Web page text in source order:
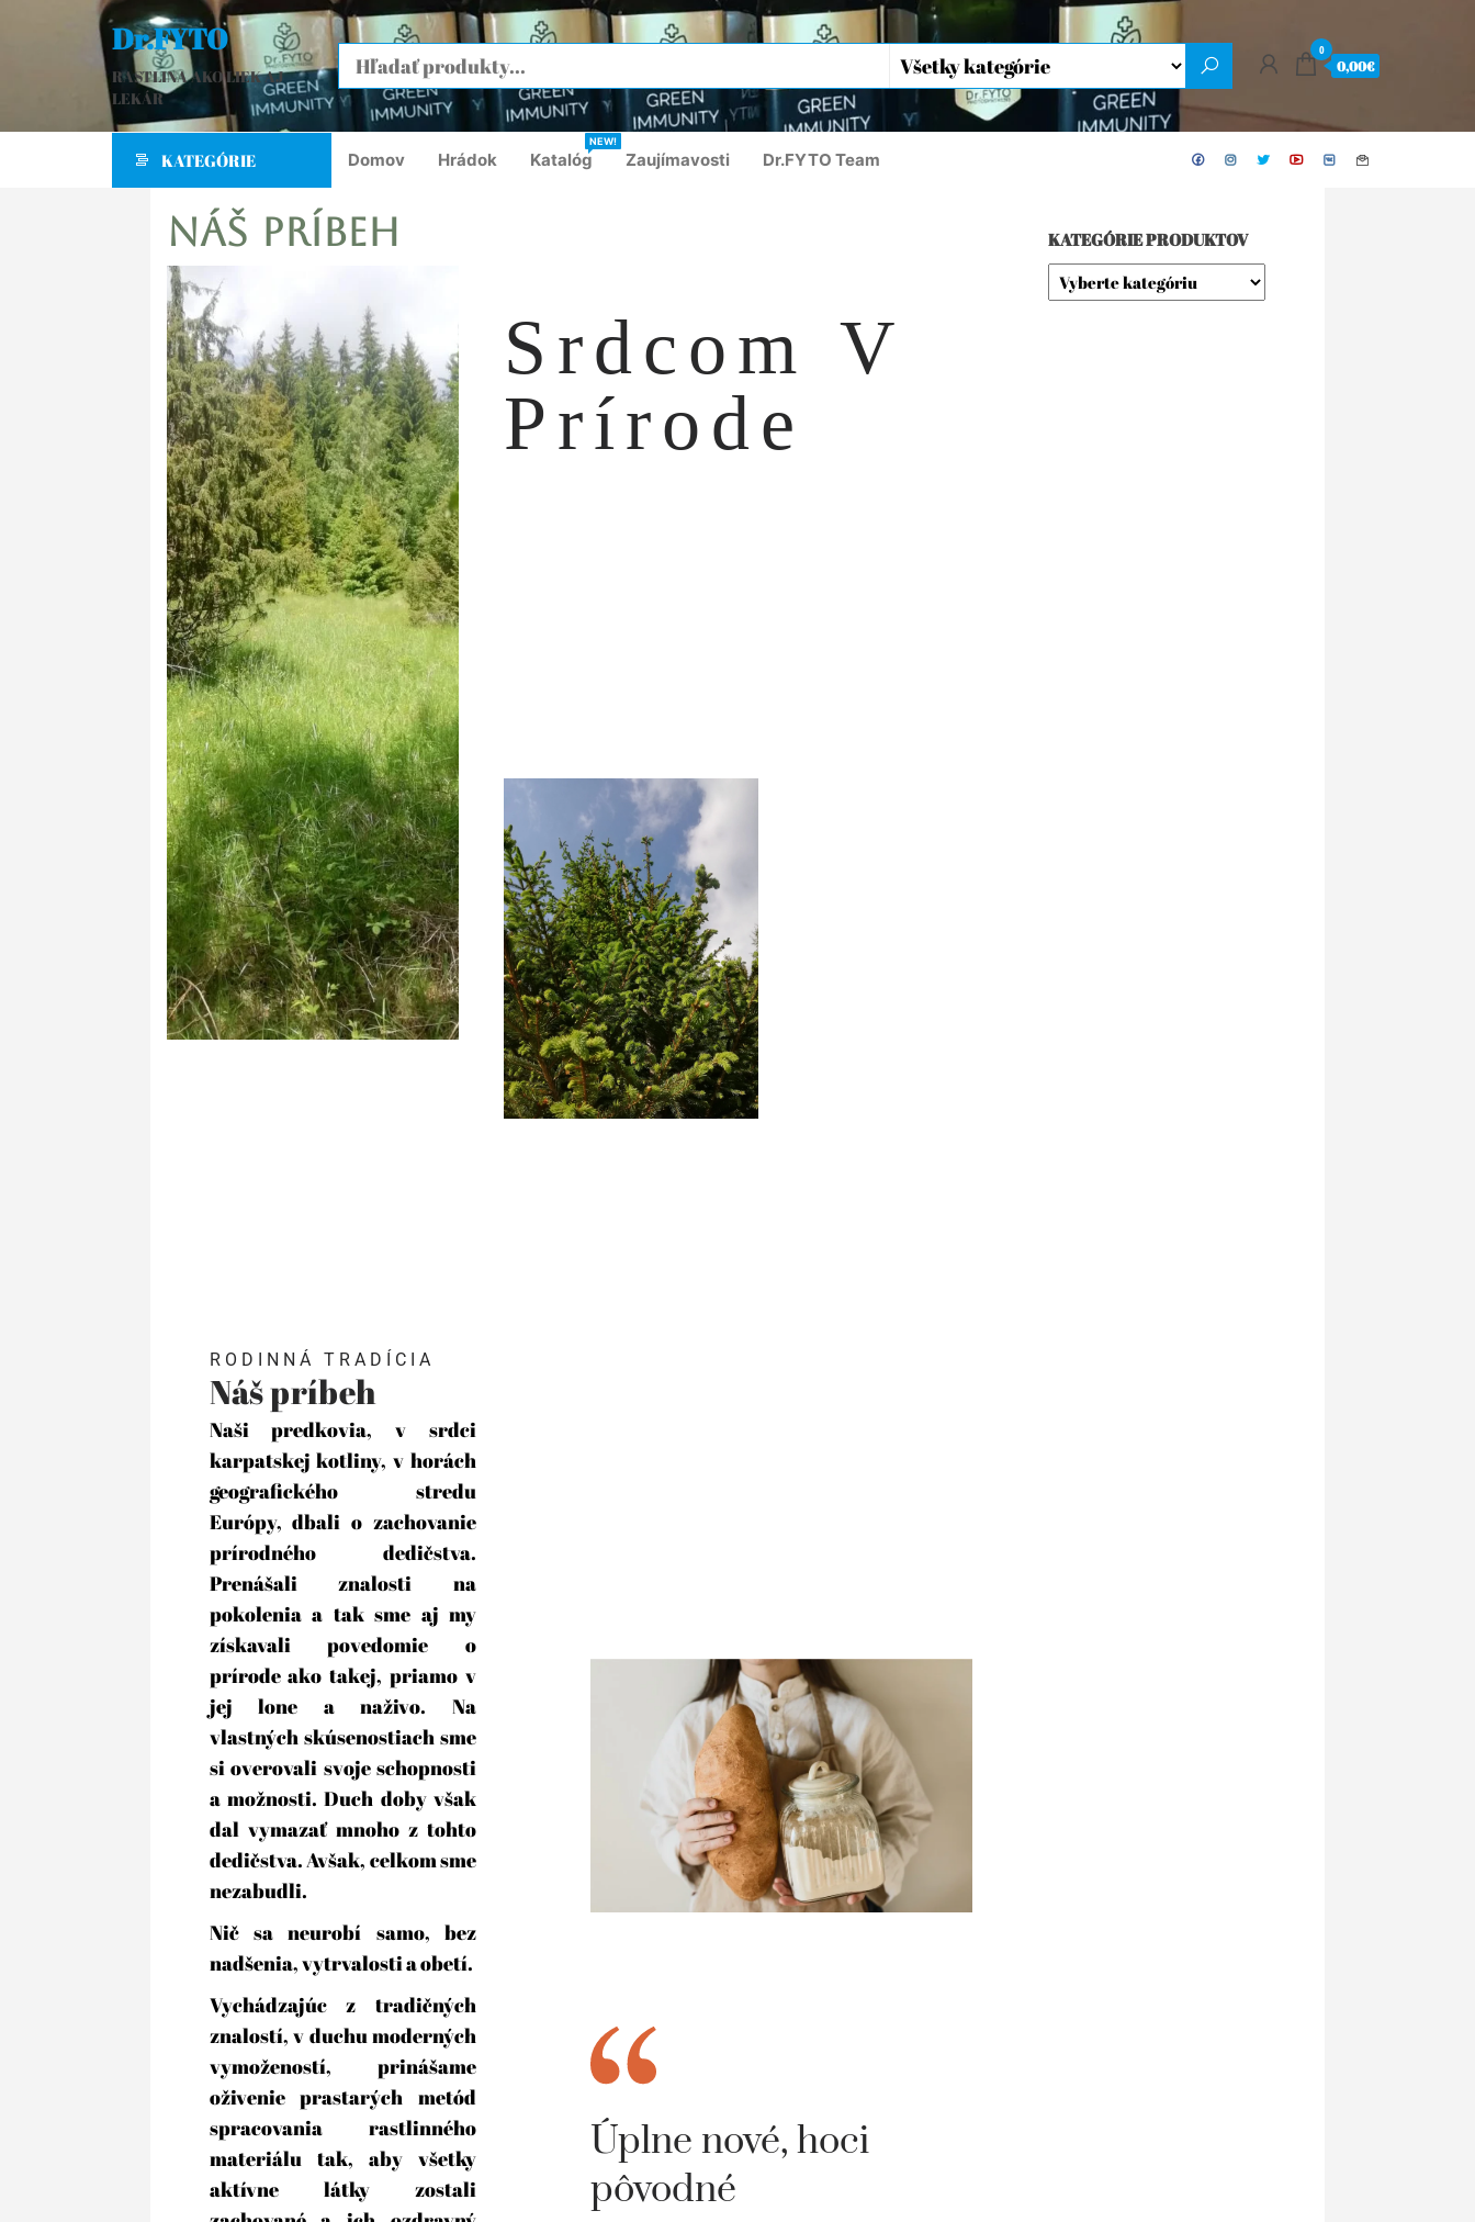
Dr.FYTO
RASTLINA AKO LIEK AJ
LEKÁR
0
0,00€
KATEGÓRIE Domov Hrádok Katalóg
NEW!
Zaujímavosti Dr.FYTO Team
Náš príbeh
Srdcom V
Prírode
RODINNÁ TRADÍCIA
Náš príbeh
Naši predkovia, v srdci
karpatskej kotliny, v horách
geografického stredu
Európy, dbali o zachovanie
prírodného dedičstva.
Prenášali znalosti na
pokolenia a tak sme aj my
získavali povedomie o
prírode ako takej, priamo v
jej lone a naživo. Na
vlastných skúsenostiach sme
si overovali svoje schopnosti
a možnosti. Duch doby však
dal vymazať mnoho z tohto
dedičstva. Avšak, celkom sme
nezabudli.
Nič sa neurobí samo, bez
nadšenia, vytrvalosti a obetí.
Vychádzajúc z tradičných
znalostí, v duchu moderných
vymožeností, prinášame
oživenie prastarých metód
spracovania rastlinného
materiálu tak, aby všetky
aktívne látky zostali
Úplne nové, hoci
pôvodné
KATEGÓRIE PRODUKTOV